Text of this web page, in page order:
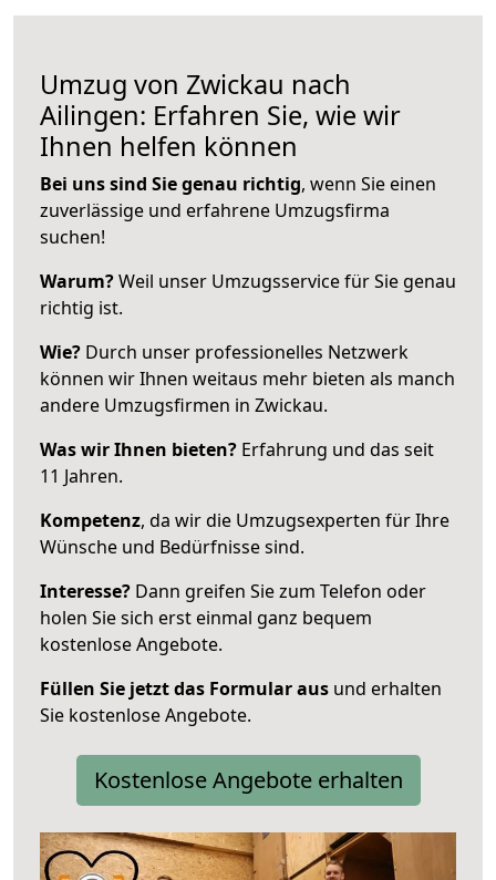
Umzug von Zwickau nach
Ailingen: Erfahren Sie, wie wir
Ihnen helfen können
Bei uns sind Sie genau richtig, wenn Sie einen
zuverlässige und erfahrene Umzugsfirma
suchen!
Warum?Weil unser Umzugsservice für Sie genau
richtig ist.
Wie? Durch unser professionelles Netzwerk
können wir Ihnen weitaus mehr bieten als manch
andere Umzugsfirmen in Zwickau.
Was wir Ihnen bieten? Erfahrung und das seit
11 Jahren.
Kompetenz, da wir die Umzugsexperten für Ihre
Wünsche und Bedürfnisse sind.
Interesse? Dann greifen Sie zum Telefon oder
holen Sie sich erst einmal ganz bequem
kostenlose Angebote.
Füllen Sie jetzt das Formular aus und erhalten
Sie kostenlose Angebote.
Kostenlose Angebote erhalten